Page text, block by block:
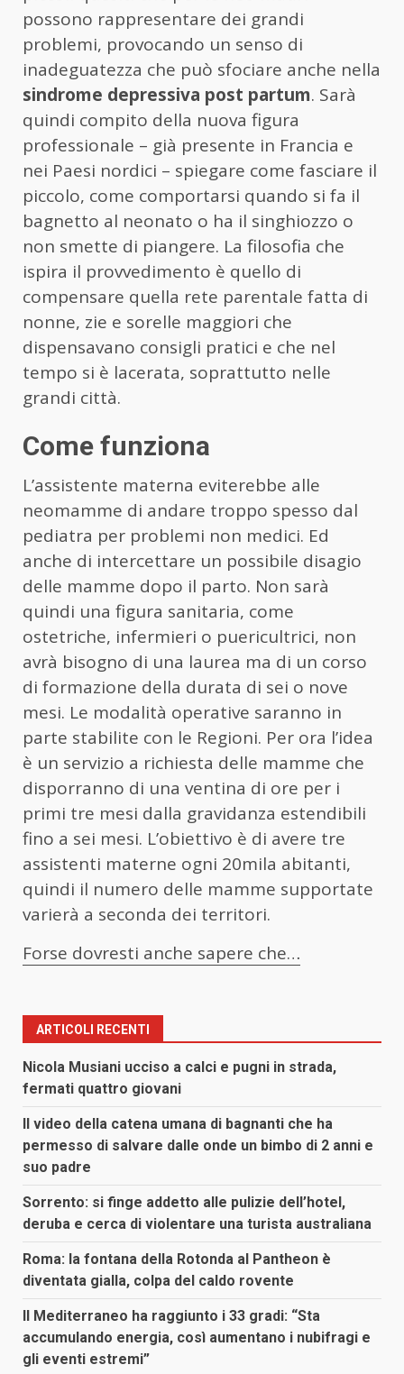
possono rappresentare dei grandi
problemi, provocando un senso di
inadeguatezza che può sfociare anche nella
sindrome depressiva post partum. Sarà
quindi compito della nuova figura
professionale – già presente in Francia e
nei Paesi nordici – spiegare come fasciare il
piccolo, come comportarsi quando si fa il
bagnetto al neonato o ha il singhiozzo o
non smette di piangere. La filosofia che
ispira il provvedimento è quello di
compensare quella rete parentale fatta di
nonne, zie e sorelle maggiori che
dispensavano consigli pratici e che nel
tempo si è lacerata, soprattutto nelle
grandi città.
Come funziona
L’assistente materna eviterebbe alle
neomamme di andare troppo spesso dal
pediatra per problemi non medici. Ed
anche di intercettare un possibile disagio
delle mamme dopo il parto. Non sarà
quindi una figura sanitaria, come
ostetriche, infermieri o puericultrici, non
avrà bisogno di una laurea ma di un corso
di formazione della durata di sei o nove
mesi. Le modalità operative saranno in
parte stabilite con le Regioni. Per ora l’idea
è un servizio a richiesta delle mamme che
disporranno di una ventina di ore per i
primi tre mesi dalla gravidanza estendibili
fino a sei mesi. L’obiettivo è di avere tre
assistenti materne ogni 20mila abitanti,
quindi il numero delle mamme supportate
varierà a seconda dei territori.
Forse dovresti anche sapere che…
ARTICOLI RECENTI
Nicola Musiani ucciso a calci e pugni in strada,
fermati quattro giovani
Il video della catena umana di bagnanti che ha
permesso di salvare dalle onde un bimbo di 2 anni e
suo padre
Sorrento: si finge addetto alle pulizie dell’hotel,
deruba e cerca di violentare una turista australiana
Roma: la fontana della Rotonda al Pantheon è
diventata gialla, colpa del caldo rovente
Il Mediterraneo ha raggiunto i 33 gradi: “Sta
accumulando energia, così aumentano i nubifragi e
gli eventi estremi”